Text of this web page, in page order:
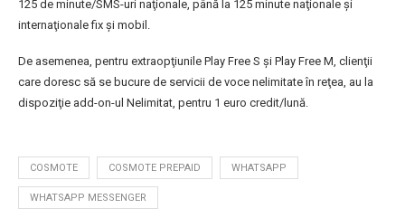
125 de minute/SMS-uri naţionale, până la 125 minute naţionale şi
internaţionale fix şi mobil.
De asemenea, pentru extraopţiunile Play Free S şi Play Free M, clienţii
care doresc să se bucure de servicii de voce nelimitate în reţea, au la
dispoziţie add-on-ul Nelimitat, pentru 1 euro credit/lună.
COSMOTE COSMOTE PREPAID WHATSAPP
WHATSAPP MESSENGER